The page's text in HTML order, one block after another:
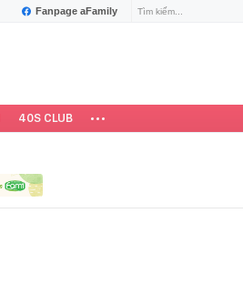
Fanpage aFamily
40S CLUB